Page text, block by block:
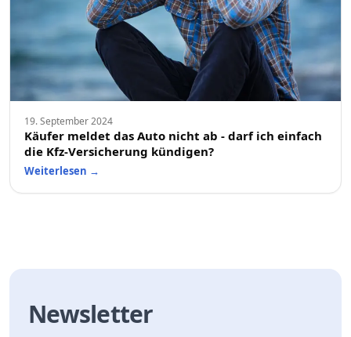
19. September 2024
Käufer meldet das Auto nicht ab - darf ich einfach
die Kfz-Versicherung kündigen?
Weiterlesen →
Newsletter